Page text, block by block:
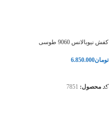
کفش نیوبالانس 9060 طوسی
تومان6.850.000
کد محصول: 7851